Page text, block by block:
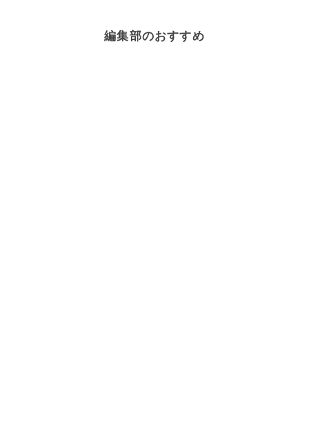
編集部のおすすめ